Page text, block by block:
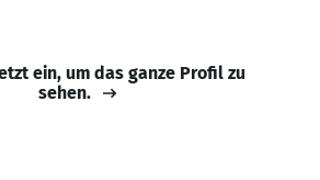
ein, um das ganze Profil zu
sehen.